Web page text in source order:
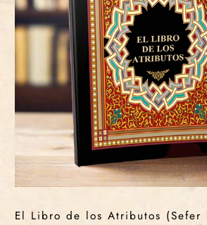
El Libro de los Atributos (Sefer